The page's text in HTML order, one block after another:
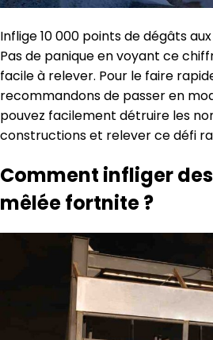
Inflige 10 000 points de dégâts
Pas de panique en voyant ce
facile à relever. Pour le faire
recommandons de passer en
pouvez facilement détruire les
constructions et relever ce défi
Comment infliger
mêlée fortnite ?